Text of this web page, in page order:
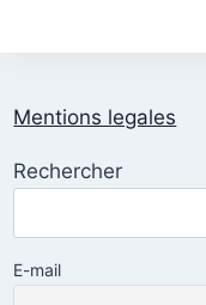
Mentions legales
Rechercher
E-mail